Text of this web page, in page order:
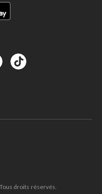
droits réservés.